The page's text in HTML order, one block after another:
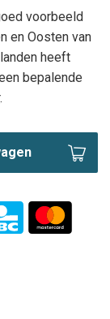
voorbeeld
en Oosten van
heeft
bepalende
.